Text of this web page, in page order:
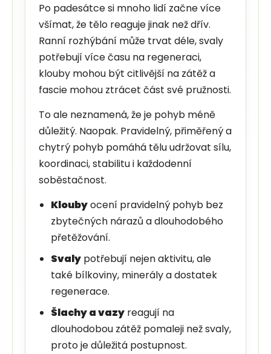
Po padesátce si mnoho lidí začne více
všímat, že tělo reaguje jinak než dřív.
Ranní rozhýbání může trvat déle, svaly
potřebují více času na regeneraci,
klouby mohou být citlivější na zátěž a
fascie mohou ztrácet část své pružnosti.
To ale neznamená, že je pohyb méně
důležitý. Naopak. Pravidelný, přiměřený a
chytrý pohyb pomáhá tělu udržovat sílu,
koordinaci, stabilitu i každodenní
soběstačnost.
Kloubyocení pravidelný pohyb bez
zbytečných nárazů a dlouhodobého
přetěžování.
Svaly potřebují nejen aktivitu, ale
také bílkoviny, minerály a dostatek
regenerace.
Šlachy a vazy reagují na
dlouhodobou zátěž pomaleji než svaly,
proto je důležitá postupnost.